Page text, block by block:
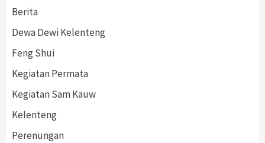
Berita
Dewa Dewi Kelenteng
Feng Shui
Kegiatan Permata
Kegiatan Sam Kauw
Kelenteng
Perenungan